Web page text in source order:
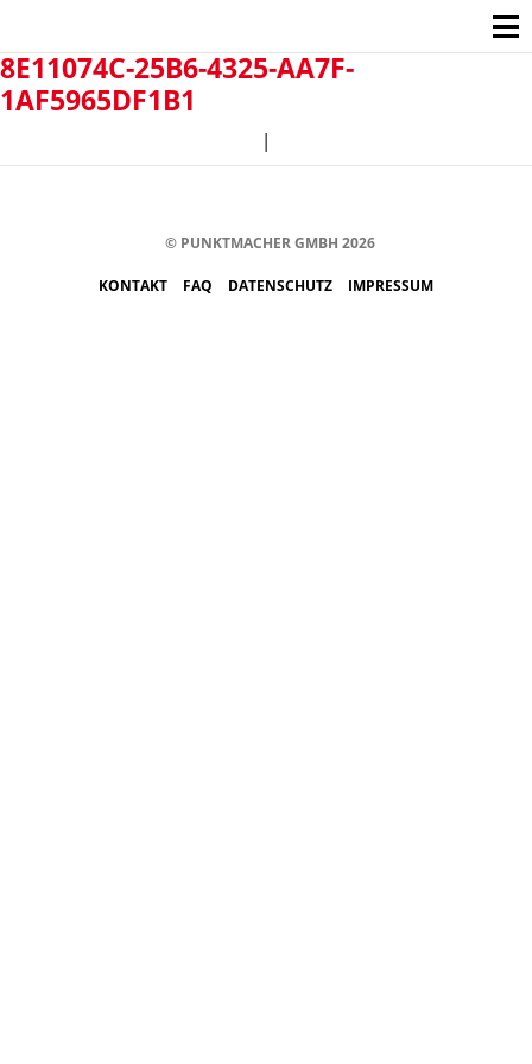
8E11074C-25B6-4325-AA7F-
1AF5965DF1B1
|
© PUNKTMACHER GMBH 2026
KONTAKT FAQ DATENSCHUTZ IMPRESSUM